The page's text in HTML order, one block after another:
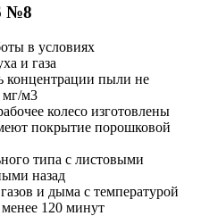
№8
в условиях
и газа
концентрации пыли не
мг/м3
колесо изготовлены
покрытие порошковой
типа с листовыми
назад
и дыма с температурой
менее 120 минут